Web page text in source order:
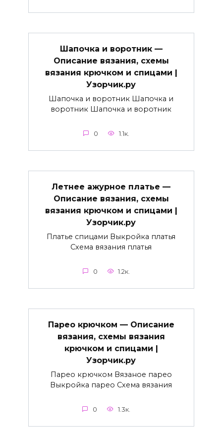
Шапочка и воротник —
Описание вязания, схемы
вязания крючком и спицами |
Узорчик.ру
Шапочка и воротник Шапочка и
воротник Шапочка и воротник
0 1.1к.
Летнее ажурное платье —
Описание вязания, схемы
вязания крючком и спицами |
Узорчик.ру
Платье спицами Выкройка платья
Схема вязания платья
0 1.2к.
Парео крючком — Описание
вязания, схемы вязания
крючком и спицами |
Узорчик.ру
Парео крючком Вязаное парео
Выкройка парео Схема вязания
0 1.3к.